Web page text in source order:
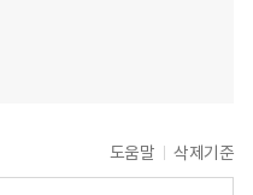
도움말 삭제기준